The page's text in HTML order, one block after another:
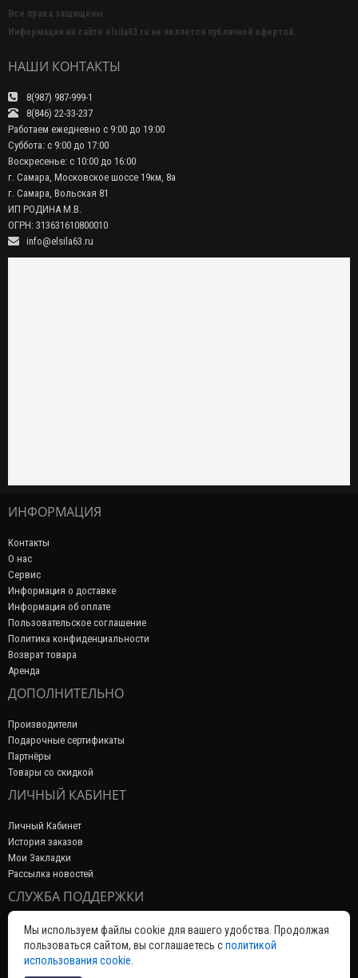
Все права защищены.
Информация на сайте elsila63.ru не является публичной офертой.
НАШИ КОНТАКТЫ
8(987) 987-999-1
8(846) 22-33-237
Работаем ежедневно с 9:00 до 19:00
Суббота: с 9:00 до 17:00
Воскресенье: с 10:00 до 16:00
г. Самара, Московское шоссе 19км, 8а
г. Самара, Вольская 81
ИП РОДИНА М.В.
ОГРН: 313631610800010
info@elsila63.ru
ИНФОРМАЦИЯ
Контакты
О нас
Сервис
Информация о доставке
Информация об оплате
Пользовательское соглашение
Политика конфиденциальности
Возврат товара
Аренда
ДОПОЛНИТЕЛЬНО
Производители
Подарочные сертификаты
Партнёры
Товары со скидкой
ЛИЧНЫЙ КАБИНЕТ
Личный Кабинет
История заказов
Мои Закладки
Рассылка новостей
СЛУЖБА ПОДДЕРЖКИ
Связаться с нами
Возврат товара
Карта сайта
Мы используем файлы cookie для вашего удобства. Продолжая
пользоваться сайтом, вы соглашаетесь сполитикой
использования cookie